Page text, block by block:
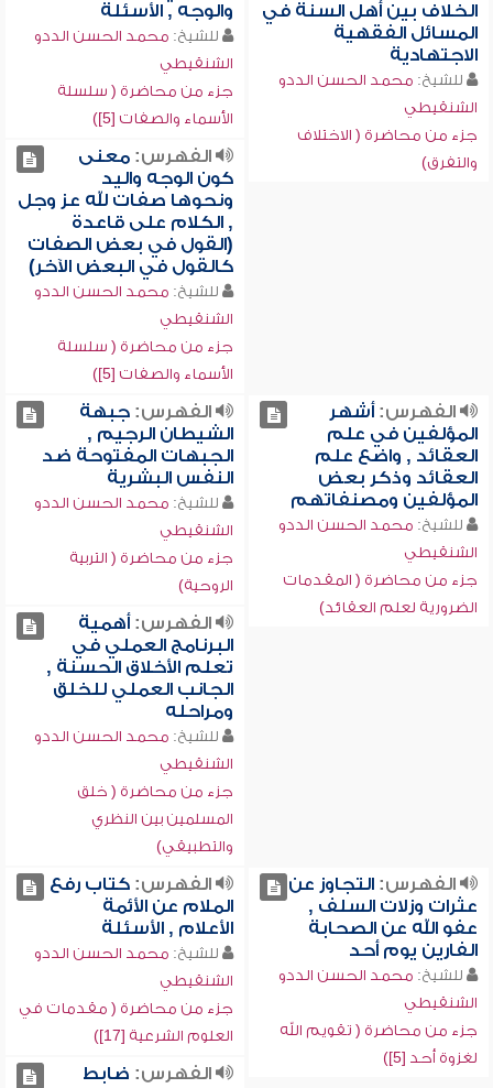
الخلاف بين أهل السنة في
المسائل الفقهية
الاجتهادية
للشيخ: محمد الحسن الددو
الشنقيطي
جزء من محاضرة ( الاختلاف
والتفرق)
والوجه , الأسئلة
للشيخ: محمد الحسن الددو
الشنقيطي
جزء من محاضرة ( سلسلة
الأسماء والصفات [5])
الفهرس:معنى
كون الوجه واليد
ونحوها صفات لله عز وجل
, الكلام على قاعدة
(القول في بعض الصفات
كالقول في البعض الآخر)
للشيخ: محمد الحسن الددو
الشنقيطي
جزء من محاضرة ( سلسلة
الأسماء والصفات [5])
الفهرس:أشهر
المؤلفين في علم
العقائد , واضع علم
العقائد وذكر بعض
المؤلفين ومصنفاتهم
للشيخ: محمد الحسن الددو
الشنقيطي
جزء من محاضرة ( المقدمات
الضرورية لعلم العقائد)
الفهرس:جبهة
الشيطان الرجيم ,
الجبهات المفتوحة ضد
النفس البشرية
للشيخ: محمد الحسن الددو
الشنقيطي
جزء من محاضرة ( التربية
الروحية)
الفهرس:أهمية
البرنامج العملي في
تعلم الأخلاق الحسنة ,
الجانب العملي للخلق
ومراحله
للشيخ: محمد الحسن الددو
الشنقيطي
جزء من محاضرة ( خلق
المسلمين بين النظري
والتطبيقي)
الفهرس:التجاوز عن
عثرات وزلات السلف ,
عفو الله عن الصحابة
الفارين يوم أحد
للشيخ: محمد الحسن الددو
الشنقيطي
جزء من محاضرة ( تقويم الله
لغزوة أحد [5])
الفهرس:كتاب رفع
الملام عن الأئمة
الأعلام , الأسئلة
للشيخ: محمد الحسن الددو
الشنقيطي
جزء من محاضرة ( مقدمات في
العلوم الشرعية [17])
الفهرس: ضابط